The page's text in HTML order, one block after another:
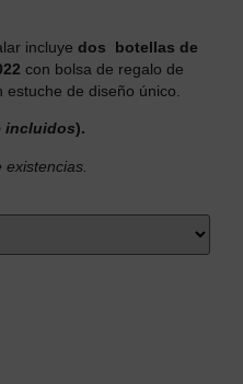
incluye dos botellas de
con bolsa de regalo de
de diseño único.
incluidos).